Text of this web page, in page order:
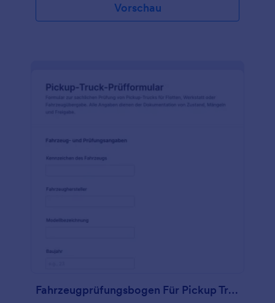
Vorschau
Fahrzeugprüfungsbogen Für Pickup Trucks